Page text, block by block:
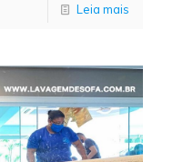
Leia mais